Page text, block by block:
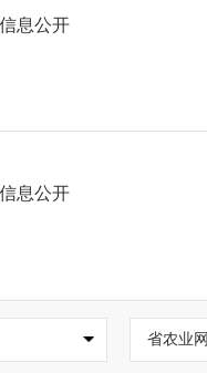
信息公开
信息公开
省农业网